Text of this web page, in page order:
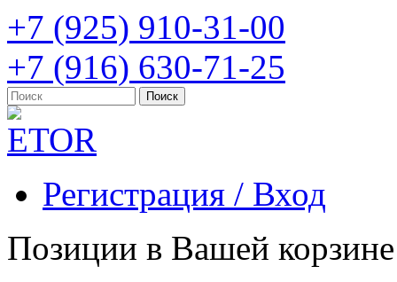
+7 (925) 910-31-00
+7 (916) 630-71-25
Регистрация / Вход
Позиции в Вашей